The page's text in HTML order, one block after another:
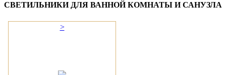
СВЕТИЛЬНИКИ ДЛЯ ВАННОЙ КОМНАТЫ И САНУЗЛА
>